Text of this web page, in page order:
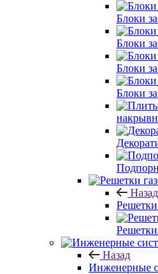
Блоки
Блоки
Блоки
Блоки
Назад
Назад
Инженерные